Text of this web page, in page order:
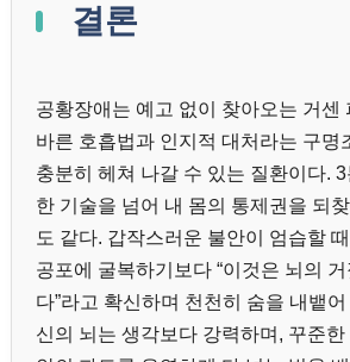
결론
공황장애는 예고 없이 찾아오는 거센
바른 호흡법과 인지적 대처라는 구명
충분히 헤쳐 나갈 수 있는 질환이다.
한 기술을 넘어 내 몸의 통제권을 되
도 같다. 갑작스러운 불안이 엄습할
공포에 굴복하기보다 “이것은 뇌의 거
다”라고 확신하며 천천히 숨을 내뱉
신의 뇌는 생각보다 강력하며, 꾸준